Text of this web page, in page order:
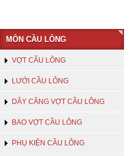
MÔN CẦU LÔNG
VỢT CẦU LÔNG
LƯỚI CẦU LÔNG
DÂY CĂNG VỢT CẦU LÔNG
BAO VỢT CẦU LÔNG
PHỤ KIỆN CẦU LÔNG